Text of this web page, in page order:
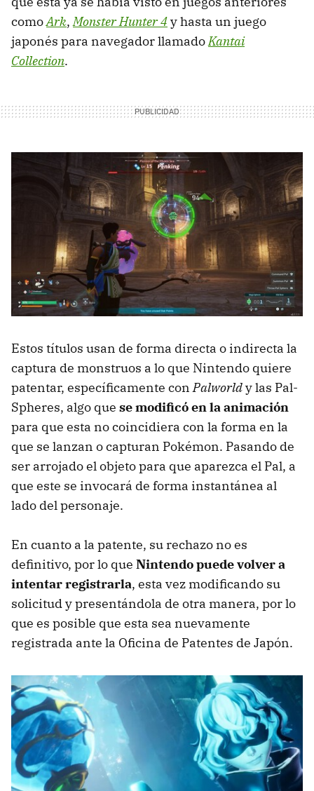
comoArk,Monster Hunter 4y hasta un juego
japonés para navegador llamadoKantai
Collection.
Estos títulos usan de forma directa o indirecta la
captura de monstruos a lo que Nintendo quiere
patentar, específicamente conPalworldy las Pal-
Spheres, algo que se modificó en la animación
para que esta no coincidiera con la forma en la
que se lanzan o capturan Pokémon. Pasando de
ser arrojado el objeto para que aparezca el Pal, a
que este se invocará de forma instantánea al
lado del personaje.
En cuanto a la patente, su rechazo no es
definitivo, por lo que Nintendo puede volver a
intentar registrarla, esta vez modificando su
solicitud y presentándola de otra manera, por lo
que es posible que esta sea nuevamente
registrada ante la Oficina de Patentes de Japón.